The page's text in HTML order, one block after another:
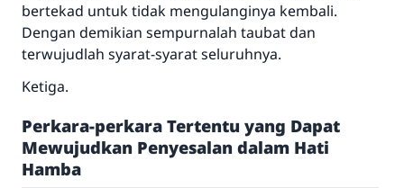
bertekad untuk tidak mengulanginya kembali.
Dengan demikian sempurnalah taubat dan
terwujudlah syarat-syarat seluruhnya.
Ketiga.
Perkara-perkara Tertentu yang Dapat
Mewujudkan Penyesalan dalam Hati
Hamba